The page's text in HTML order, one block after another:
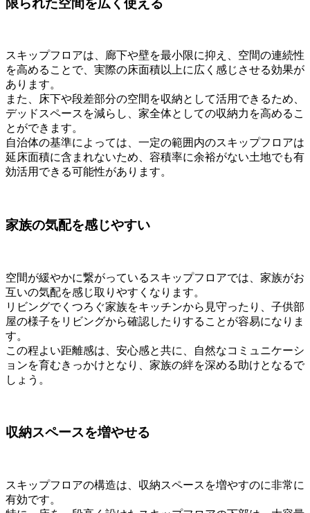
スキップフロアは、廊下や壁を最小限に抑え、空間の連続性
を高めることで、実際の床面積以上に広く感じさせる効果が
あります。
また、床下や段差部分の空間を収納として活用できるため、
デッドスペースを減らし、家全体としての収納力を高めるこ
とができます。
自治体の基準によっては、一定の範囲内のスキップフロアは
延床面積に含まれないため、容積率に余裕がない土地でも有
効活用できる可能性があります。
家族の気配を感じやすい
空間が緩やかに繋がっているスキップフロアでは、家族がお
互いの気配を感じ取りやすくなります。
リビングでくつろぐ家族をキッチンから見守ったり、子供部
屋の様子をリビングから確認したりすることが容易になりま
す。
この程よい距離感は、安心感と共に、自然なコミュニケーシ
ョンを育むきっかけとなり、家族の絆を深める助けとなるで
しょう。
収納スペースを増やせる
スキップフロアの構造は、収納スペースを増やすのに非常に
有効です。